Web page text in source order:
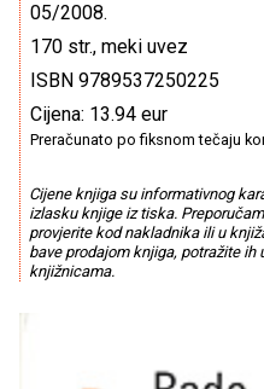
05/2008.
170 str., meki uvez
ISBN 9789537250225
Cijena: 13.94 eur
Preračunato po fiksnom tečaju
Cijene knjiga su informativnog
izlasku knjige iz tiska.
provjerite kod nakladnika ili u
bave prodajom knjiga, potražite
knjižnicama.